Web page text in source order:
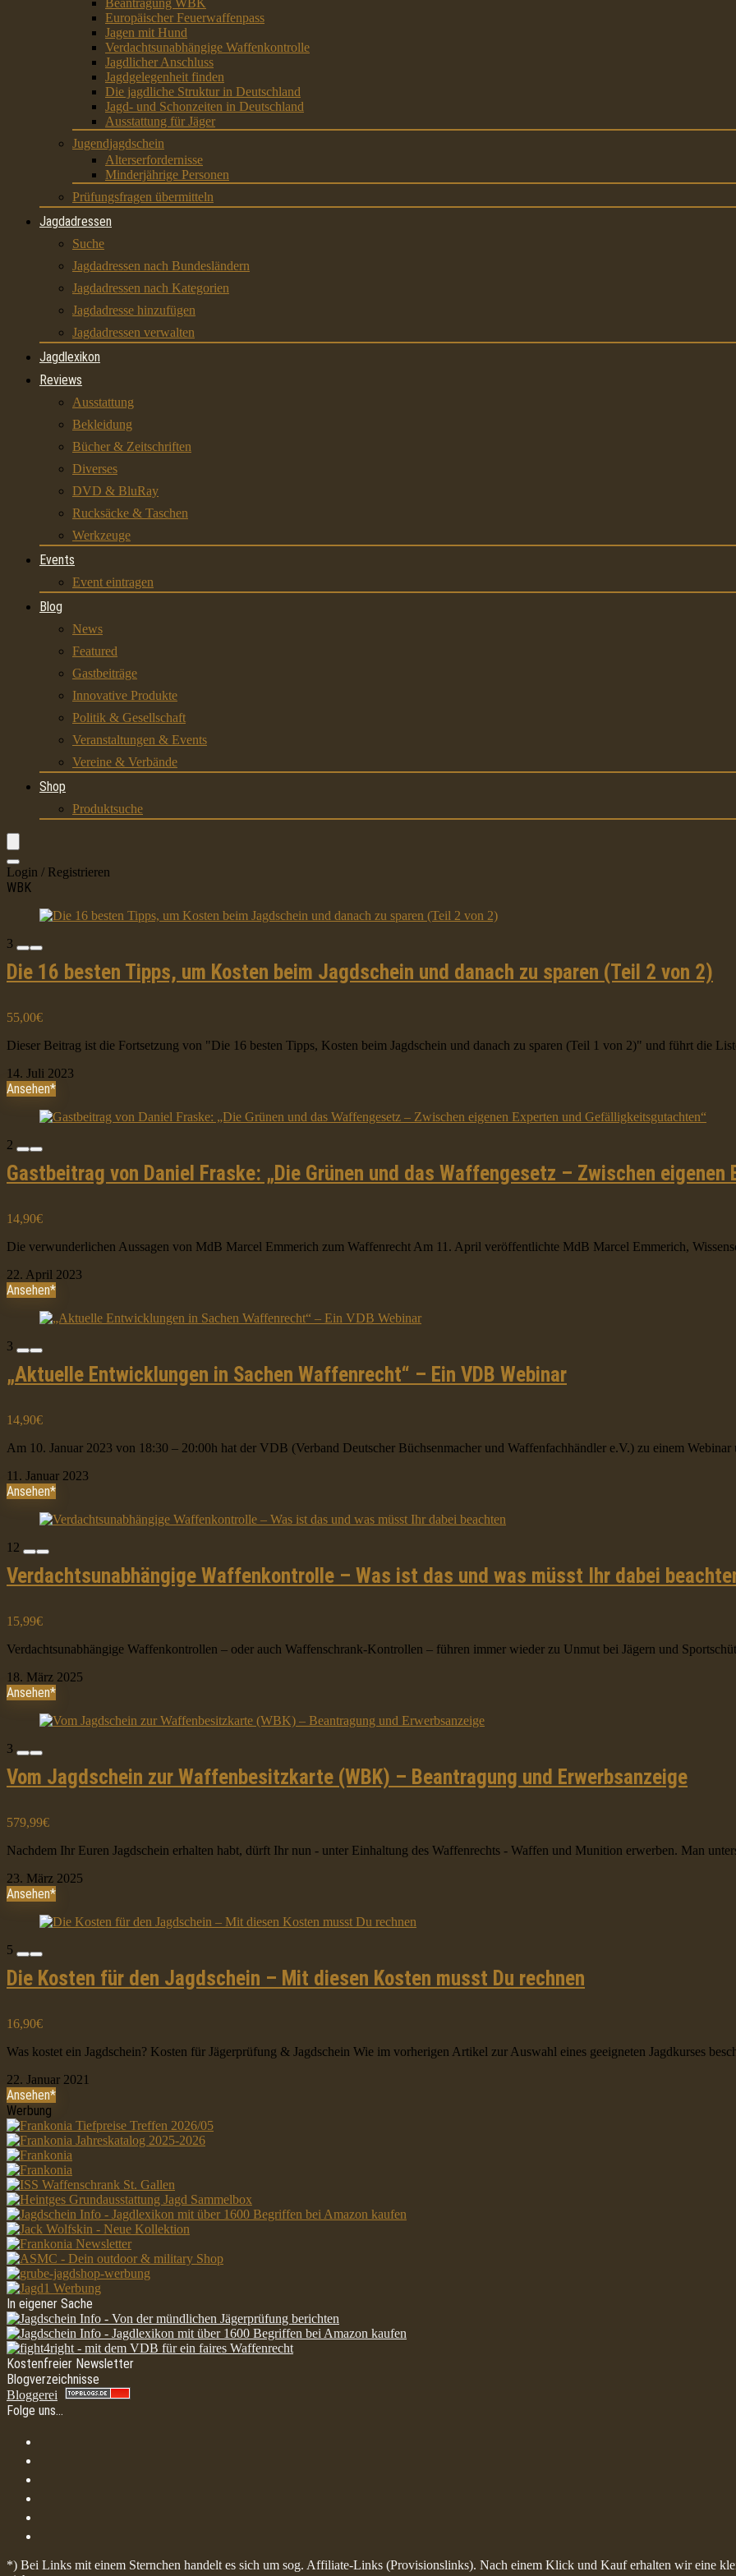
Beantragung WBK
Europäischer Feuerwaffenpass
Jagen mit Hund
Verdachtsunabhängige Waffenkontrolle
Jagdlicher Anschluss
Jagdgelegenheit finden
Die jagdliche Struktur in Deutschland
Jagd- und Schonzeiten in Deutschland
Ausstattung für Jäger
Jugendjagdschein
Alterserfordernisse
Minderjährige Personen
Prüfungsfragen übermitteln
Jagdadressen
Suche
Jagdadressen nach Bundesländern
Jagdadressen nach Kategorien
Jagdadresse hinzufügen
Jagdadressen verwalten
Jagdlexikon
Reviews
Ausstattung
Bekleidung
Bücher & Zeitschriften
Diverses
DVD & BluRay
Rucksäcke & Taschen
Werkzeuge
Events
Event eintragen
Blog
News
Featured
Gastbeiträge
Innovative Produkte
Politik & Gesellschaft
Veranstaltungen & Events
Vereine & Verbände
Shop
Produktsuche
Login / Registrieren
WBK
3
Die 16 besten Tipps, um Kosten beim Jagdschein und danach zu sparen (Teil 2 von 2)
55,00€
Dieser Beitrag ist die Fortsetzung von "Die 16 besten Tipps, Kosten beim Jagdschein und danach zu sparen (Teil 1 von 2)" und führt die
14. Juli 2023
Ansehen*
2
Gastbeitrag von Daniel Fraske: „Die Grünen und das Waffengesetz – Zwischen
14,90€
Die verwunderlichen Aussagen von MdB Marcel Emmerich zum Waffenrecht Am 11. April veröffentlichte MdB Marcel Emmerich,
22. April 2023
Ansehen*
3
„Aktuelle Entwicklungen in Sachen Waffenrecht“ – Ein VDB Webinar
14,90€
Am 10. Januar 2023 von 18:30 – 20:00h hat der VDB (Verband Deutscher Büchsenmacher und Waffenfachhändler e.V.) zu einem
11. Januar 2023
Ansehen*
12
Verdachtsunabhängige Waffenkontrolle – Was ist das und was müsst Ihr dabei
15,99€
Verdachtsunabhängige Waffenkontrollen – oder auch Waffenschrank-Kontrollen – führen immer wieder zu Unmut bei Jägern und
18. März 2025
Ansehen*
3
Vom Jagdschein zur Waffenbesitzkarte (WBK) – Beantragung und Erwerbsanzeige
579,99€
Nachdem Ihr Euren Jagdschein erhalten habt, dürft Ihr nun - unter Einhaltung des Waffenrechts - Waffen und Munition erwerben. Man
23. März 2025
Ansehen*
5
Die Kosten für den Jagdschein – Mit diesen Kosten musst Du rechnen
16,90€
Was kostet ein Jagdschein? Kosten für Jägerprüfung & Jagdschein Wie im vorherigen Artikel zur Auswahl eines geeigneten Jagdkurses
22. Januar 2021
Ansehen*
Werbung
In eigener Sache
Kostenfreier Newsletter
Blogverzeichnisse
Bloggerei
Folge uns…
*) Bei Links mit einem Sternchen handelt es sich um sog. Affiliate-Links (Provisionslinks). Nach einem Klick und Kauf erhalten wir eine